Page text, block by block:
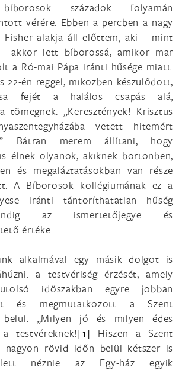
századok folyamán
vérére. Ebben a percben a nagy
Fisher alakja áll előttem, aki – mint
akkor lett bíborossá, amikor mar
a Ró-mai Pápa iránti hűsége miatt.
22-én reggel, miközben készülődött,
fejét a halálos csapás alá,
tömegnek: „Keresztények! Krisztus
vetett hitemért
Bátran merem állítani, hogy
élnek olyanok, akiknek börtönben,
és megaláztatásokban van része
A Bíborosok kollégiumának ez a
iránti tántoríthatatlan hűség
az ismertetőjegye és
értéke.
alkalmával egy másik dolgot is
a testvériség érzését, amely
időszakban egyre jobban
és megmutatkozott a Szent
belül: „Milyen jó és milyen édes
testvéreknek![1] Hiszen a Szent
nagyon rövid időn belül kétszer is
néznie az Egy-ház egyik